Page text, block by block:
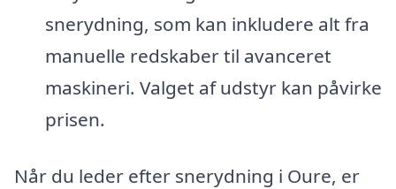
snerydning, som kan inkludere alt fra
manuelle redskaber til avanceret
maskineri. Valget af udstyr kan påvirke
prisen.
Når du leder efter snerydning i Oure, er